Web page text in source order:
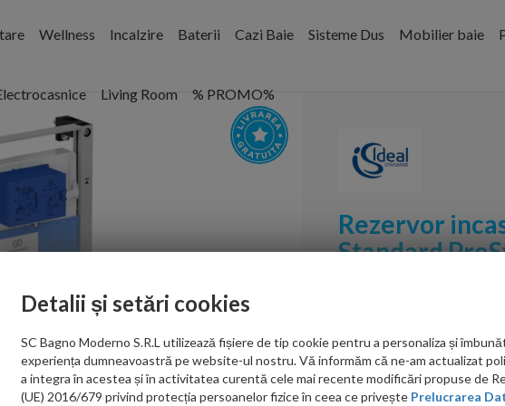
Wellness Incalzire Baterii Cazi Baie Sisteme Dus Mobilier baie
Living Room % PROMO%
Rezervor
Standard
PRP: 2,134.00 RON
706.00 RON
Ati gasit in alta
Detalii și setări cookies
SC Bagno Moderno S.R.L utilizează fișiere de tip cookie pentru a personaliza și
experiența dumneavoastră pe website-ul nostru. Vă informăm că ne-am actualizat
a integra în acestea și în activitatea curentă cele mai recente modificări propuse de
(UE) 2016/679 privind protecția persoanelor fizice în ceea ce privește Prelucrarea